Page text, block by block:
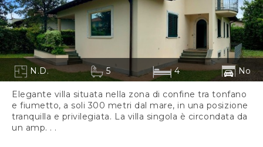
N.D. 5 4 No
Elegante villa situata nella zona di confine tra tonfano
e fiumetto, a soli 300 metri dal mare, in una posizione
tranquilla e privilegiata. La villa singola è circondata da
un amp. . .